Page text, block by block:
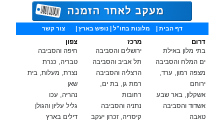
דף הבית מלונות בחו"ל | נופש בארץ |צור קשר
צפון
חיפה והסביבה
טבריה, כנרת
נצרת, מעלות, בית
שאן
נהריה, עכו
גליל עליון והגולן
דילים בארץ
מרכז
ירושלים והסביבה
תל אביב והסביבה
הרצליה והסביבה
רמת גן, בת ים,
רחובות
נתניה והסביבה
קיסריה, זכרון יעקב
דרום
בתי מלון באילת
ים המלח והסביבה
מצפה רמון, ערד,
ירוחם
אשקלון, באר שבע
אשדוד והסביבה
טאבה